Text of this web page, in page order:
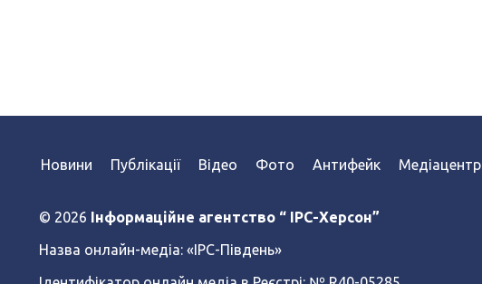
Новини Публікації Відео Фото Антифейк Медіацентр
© 2026 Інформаційне агентство “ IPC-Херсон”
Назва онлайн-медіа: «ІРС-Південь»